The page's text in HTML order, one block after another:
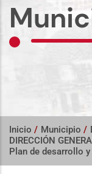
Inicio / Municipio /
DIRECCIÓN
Plan de desarrollo